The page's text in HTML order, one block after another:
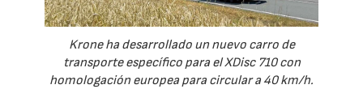
Krone ha desarrollado un nuevo carro de
transporte específico para el XDisc 710 con
homologación europea para circular a 40 km/h.